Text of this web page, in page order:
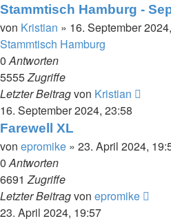
Stammtisch Hamburg -
von Kristian » 16. September
Stammtisch Hamburg
0Antworten
5555Zugriffe
Letzter Beitragvon Kristian
16. September 2024, 23:58
Farewell XL
von epromike » 23. April 2024,
0Antworten
6691Zugriffe
Letzter Beitragvon epromike
23. April 2024, 19:57